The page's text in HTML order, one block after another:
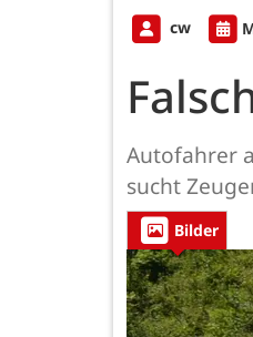
cw
Autofahrer
sucht
Bilder